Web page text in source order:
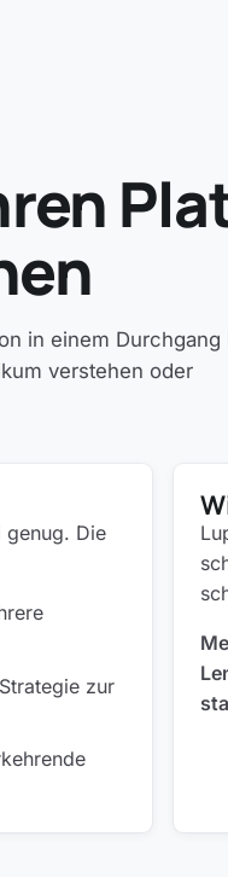
in einem Durchgang
verstehen oder
genug. Die
zur